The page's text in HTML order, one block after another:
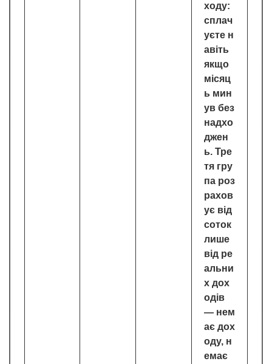
ходу:
сплач
уєте н
авіть
якщо
місяц
ь мин
ув без
надхо
джен
ь. Тре
тя гру
па роз
рахов
ує від
соток
лише
від ре
альни
х дох
одів
— нем
ає дох
оду, н
емає